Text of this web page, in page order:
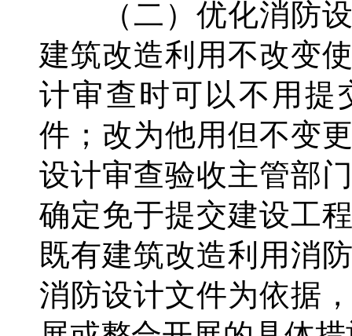
（二）优化消防设
建筑改造利用不改变
计审查时可以不用提
件；改为他用但不变
设计审查验收主管部
确定免于提交建设工
既有建筑改造利用消
消防设计文件为依据